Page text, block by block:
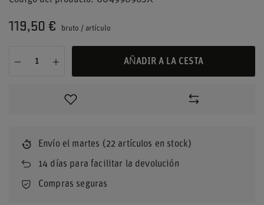
119,50 € bruto / artículo
AÑADIR A LA CESTA
Envío el martes (22 artículos en stock)
14 días para facilitar la devolución
Compras seguras